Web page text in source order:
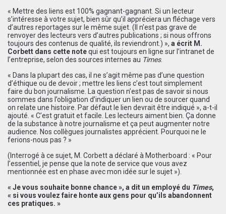
« Mettre des liens est 100% gagnant-gagnant. Si un lecteur
s’intéresse à votre sujet, bien sûr qu’il appréciera un fléchage vers
d’autres reportages sur le même sujet. (Il n’est pas grave de
renvoyer des lecteurs vers d’autres publications ; si nous offrons
toujours des contenus de qualité, ils reviendront.) », a écrit M.
Corbett dans cette notequi est toujours en ligne sur l’intranet de
l’entreprise, selon des sources internes au Times.
« Dans la plupart des cas, il ne s’agit même pas d’une question
d’éthique ou de devoir ; mettre les liens c’est tout simplement
faire du bon journalisme. La question n’est pas de savoir si nous
sommes dans l’obligation d’indiquer un lien ou de sourcer quand
on relate une histoire. Par défaut le lien devrait être indiqué », a-t-il
ajouté. « C’est gratuit et facile. Les lecteurs aiment bien. Ça donne
de la substance à notre journalisme et ça peut augmenter notre
audience. Nos collègues journalistes apprécient. Pourquoi ne le
ferions-nous pas ? »
(Interrogé à ce sujet, M. Corbett a déclaré à Motherboard : « Pour
l’essentiel, je pense que la note de service que vous avez
mentionnée est en phase avec mon idée sur le sujet »).
« Je vous souhaite bonne chance », a dit un employé du Times,
« si vous voulez faire honte aux gens pour qu’ils abandonnent
ces pratiques. »